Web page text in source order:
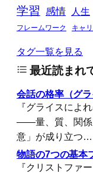
学習
感情 人生
フレームワーク
キャ
タグ一覧を見る
最近読まれ
会話の格率（グラ
『グライスによ
――量、質、関係
意」が成り立つ…
物語の7つの基本
『クリストファ